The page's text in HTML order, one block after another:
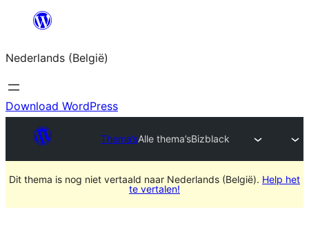
Spring
de
inhoud
Nederlands (België)
Download WordPress
Thema’sAlle thema’sBizblack
Dit thema is nog niet vertaald naar Nederlands (België). Help het
te vertalen!